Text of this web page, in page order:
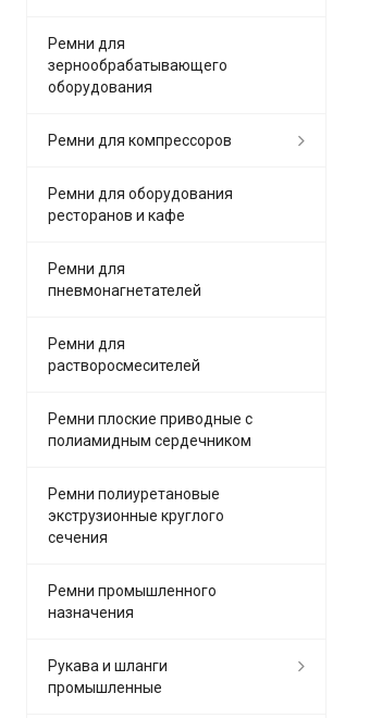
Ремни для
зернообрабатывающего
оборудования
Ремни для компрессоров
Ремни для оборудования
ресторанов и кафе
Ремни для
пневмонагнетателей
Ремни для
растворосмесителей
Ремни плоские приводные с
полиамидным сердечником
Ремни полиуретановые
экструзионные круглого
сечения
Ремни промышленного
назначения
Рукава и шланги
промышленные